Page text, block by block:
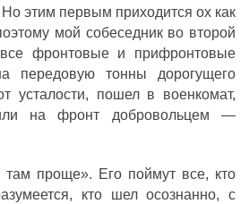
этим первым приходится ох как
мой собеседник во второй
фронтовые и прифронтовые
передовую тонны дорогущего
усталости, пошел в военкомат,
на фронт добровольцем —
проще». Его поймут все, кто
кто шел осознанно, с